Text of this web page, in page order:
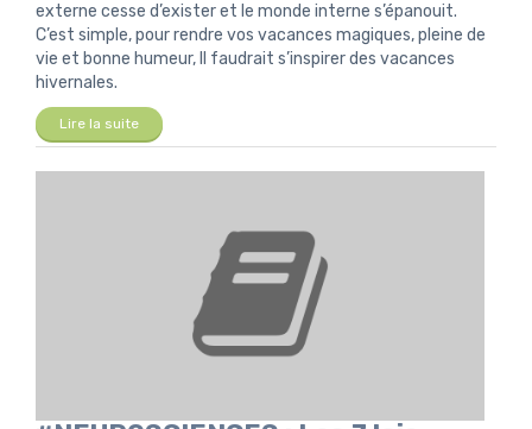
externe cesse d’exister et le monde interne s’épanouit.
C’est simple, pour rendre vos vacances magiques, pleine de
vie et bonne humeur, Il faudrait s’inspirer des vacances
hivernales.
Lire la suite